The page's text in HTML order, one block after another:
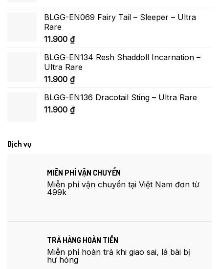
BLGG-EN069 Fairy Tail – Sleeper – Ultra
Rare
11.900 ₫
BLGG-EN134 Resh Shaddoll Incarnation –
Ultra Rare
11.900 ₫
BLGG-EN136 Dracotail Sting – Ultra Rare
11.900 ₫
Dịch vụ
MIỄN PHÍ VẬN CHUYỂN
Miễn phí vận chuyển tại Việt Nam đơn từ
499k
TRẢ HÀNG HOÀN TIỀN
Miễn phí hoàn trả khi giao sai, lá bài bị
hư hỏng